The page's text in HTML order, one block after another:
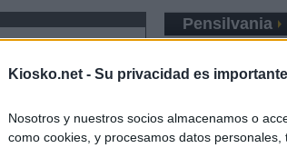
Kiosko.net - Su privacidad es
Nosotros y nuestros socios almacenamos o
como cookies, y procesamos datos
Pensilvania